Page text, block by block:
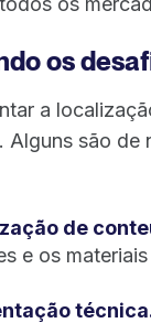
os
a
Alguns são de
de
e os